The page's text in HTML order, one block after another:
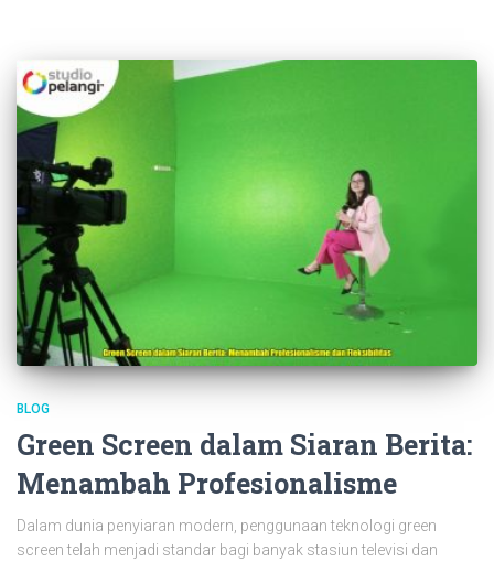
BLOG
Green Screen dalam Siaran Berita:
Menambah Profesionalisme
Dalam dunia penyiaran modern, penggunaan teknologi green
screen telah menjadi standar bagi banyak stasiun televisi dan